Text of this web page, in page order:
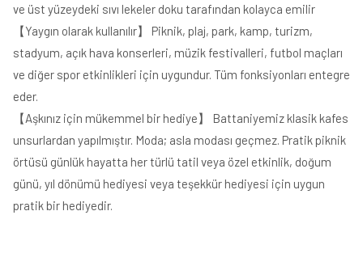
ve üst yüzeydeki sıvı lekeler doku tarafından kolayca emilir
【Yaygın olarak kullanılır】
Piknik, plaj, park, kamp, ​​turizm,
stadyum, açık hava konserleri, müzik festivalleri, futbol maçları
ve diğer spor etkinlikleri için uygundur. Tüm fonksiyonları entegre
eder.
【Aşkınız için mükemmel bir hediye】
Battaniyemiz klasik kafes
unsurlardan yapılmıştır. Moda; asla modası geçmez. Pratik piknik
örtüsü günlük hayatta her türlü tatil veya özel etkinlik, doğum
günü, yıl dönümü hediyesi veya teşekkür hediyesi için uygun
pratik bir hediyedir.